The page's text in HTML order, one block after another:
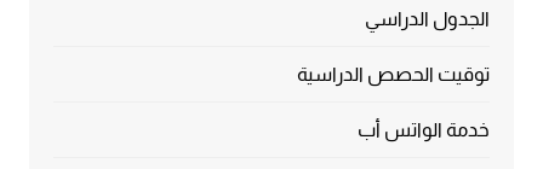
الجدول الدراسي
توقيت الحصص الدراسية
خدمة الواتس أب